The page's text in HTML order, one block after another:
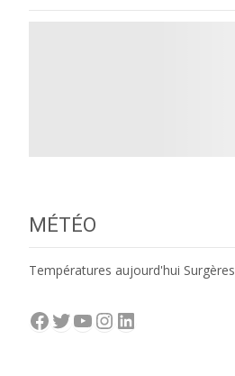
MÉTÉO
Températures aujourd'hui Surgères
Facebook
Twitter
YouTube
Instagram
LinkedIn